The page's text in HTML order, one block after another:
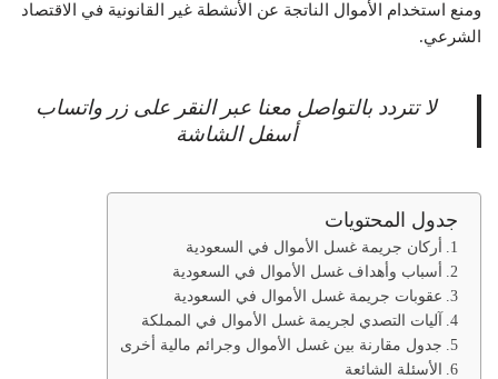
ومنع استخدام الأموال الناتجة عن الأنشطة غير القانونية في الاقتصاد
الشرعي.
لا تتردد بالتواصل معنا عبر النقر على زر واتساب
أسفل الشاشة
جدول المحتويات
أركان جريمة غسل الأموال في السعودية
أسباب وأهداف غسل الأموال في السعودية
عقوبات جريمة غسل الأموال في السعودية
آليات التصدي لجريمة غسل الأموال في المملكة
جدول مقارنة بين غسل الأموال وجرائم مالية أخرى
الأسئلة الشائعة